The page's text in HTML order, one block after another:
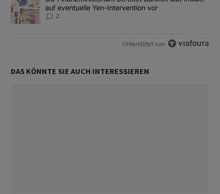
auf eventuelle Yen-Intervention vor
2
Unterstützt von
DAS KÖNNTE SIE AUCH INTERESSIEREN